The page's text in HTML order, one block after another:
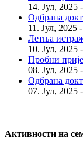
14. Јул, 2025 -
Одбрана
11. Јул, 2025 -
Летња
10. Јул, 2025 -
Пробни
08. Јул, 2025 -
Одбрана
07. Јул, 2025 -
Активности на